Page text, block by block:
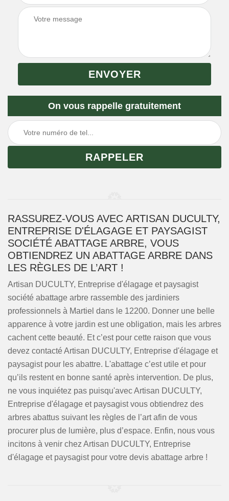
On vous rappelle gratuitement
RASSUREZ-VOUS AVEC ARTISAN DUCULTY,
ENTREPRISE D'ÉLAGAGE ET PAYSAGIST
SOCIÉTÉ ABATTAGE ARBRE, VOUS
OBTIENDREZ UN ABATTAGE ARBRE DANS
LES RÈGLES DE L’ART !
Artisan DUCULTY, Entreprise d'élagage et paysagist
société abattage arbre rassemble des jardiniers
professionnels à Martiel dans le 12200. Donner une belle
apparence à votre jardin est une obligation, mais les arbres
cachent cette beauté. Et c’est pour cette raison que vous
devez contacté Artisan DUCULTY, Entreprise d'élagage et
paysagist pour les abattre. L'abattage c’est utile et pour
qu’ils restent en bonne santé après intervention. De plus,
ne vous inquiétez pas puisqu'avec Artisan DUCULTY,
Entreprise d'élagage et paysagist vous obtiendrez des
arbres abattus suivant les règles de l’art afin de vous
procurer plus de lumière, plus d’espace. Enfin, nous vous
incitons à venir chez Artisan DUCULTY, Entreprise
d'élagage et paysagist pour votre devis abattage arbre !